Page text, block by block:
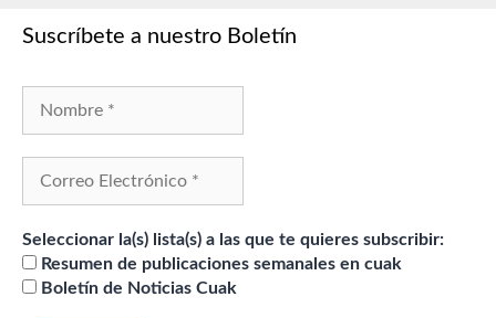
Suscríbete a nuestro Boletín
Seleccionar la(s) lista(s) a las que te quieres subscribir:
Resumen de publicaciones semanales en cuak
Boletín de Noticias Cuak